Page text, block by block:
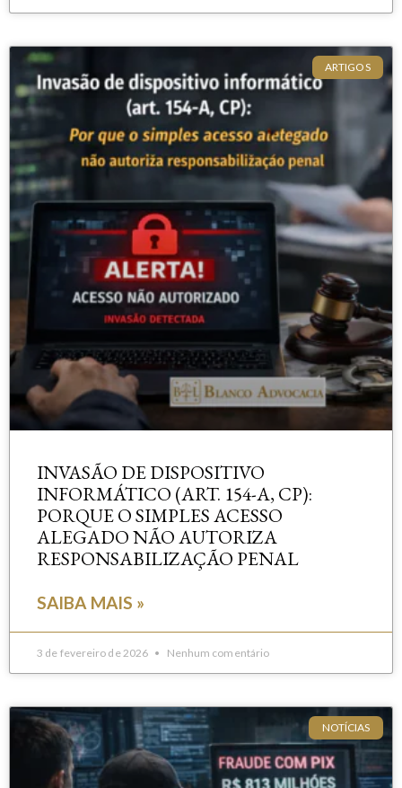
ARTIGOS
INVASÃO DE DISPOSITIVO
INFORMÁTICO (ART. 154-A, CP):
PORQUE O SIMPLES ACESSO
ALEGADO NÃO AUTORIZA
RESPONSABILIZAÇÃO PENAL
SAIBA MAIS »
3 de fevereiro de 2026 Nenhum comentário
NOTÍCIAS